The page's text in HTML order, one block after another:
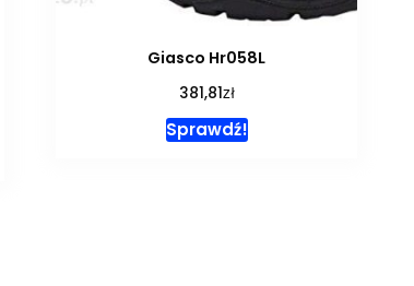
Giasco Hr058L
381,81zł
Sprawdź!